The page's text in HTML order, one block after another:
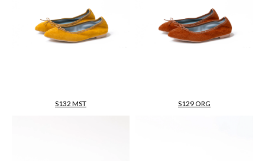
S132 MST S129 ORG